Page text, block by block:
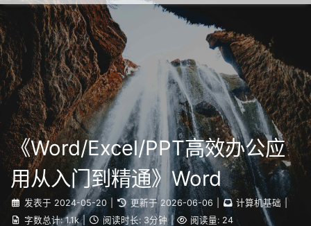
Ruiqy~
《Word/Excel/PPT高效办公应
用从入门到精通》Word
发表于 2024-05-20 | 更新于 2026-06-06 计算机基础
字数总计: 1.1k | 阅读时长: 3分钟 | 阅读量: 24